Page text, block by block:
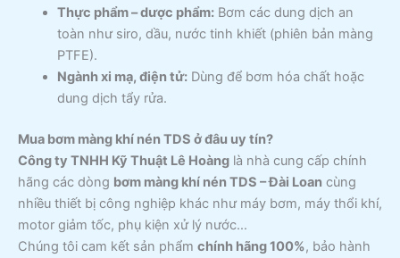
Thực phẩm – dược phẩm:Bơm các dung dịch an
toàn như siro, dầu, nước tinh khiết (phiên bản màng
PTFE).
Ngành xi mạ, điện tử:Dùng để bơm hóa chất hoặc
dung dịch tẩy rửa.
Mua bơm màng khí nén TDS ở đâu uy tín?
Công ty TNHH Kỹ Thuật Lê Hoàng là nhà cung cấp chính
hãng các dòng bơm màng khí nén TDS – Đài Loan cùng
nhiều thiết bị công nghiệp khác như máy bơm, máy thổi khí,
motor giảm tốc, phụ kiện xử lý nước…
Chúng tôi cam kết sản phẩm chính hãng 100%, bảo hành